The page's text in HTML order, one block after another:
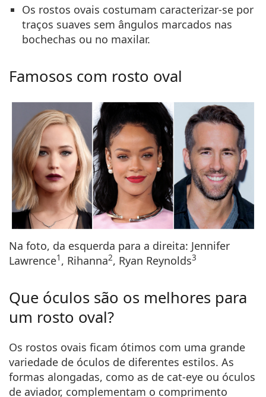
Os rostos ovais costumam caracterizar-se por
traços suaves sem ângulos marcados nas
bochechas ou no maxilar.
Famosos com rosto oval
Na foto, da esquerda para a direita: Jennifer
Lawrence1 , Rihanna2, Ryan Reynolds3
Que óculos são os melhores para
um rosto oval?
Os rostos ovais ficam ótimos com uma grande
variedade de óculos de diferentes estilos. As
formas alongadas, como as de cat-eye ou óculos
de aviador, complementam o comprimento